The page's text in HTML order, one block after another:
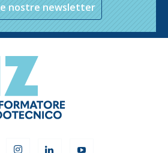
nostre newsletter